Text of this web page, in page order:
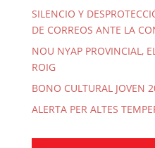
SILENCIO Y
DE CORREOS ANTE LA
NOU NYAP PROVINCIAL,
ROIG
BONO CULTURAL JOVEN
ALERTA PER ALTES